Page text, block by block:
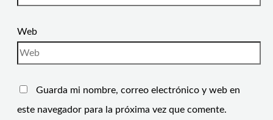
Web
Guarda mi nombre, correo electrónico y web en
este navegador para la próxima vez que comente.